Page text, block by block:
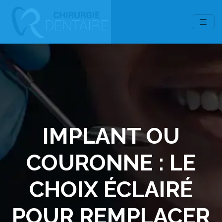
IMPLANT OU
COURONNE : LE
CHOIX ÉCLAIRÉ
POUR REMPLACER